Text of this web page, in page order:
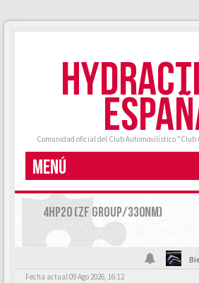
Comunidad oficial del Club Automovilístico "Club
MENÚ
4HP20 (ZF GROUP/330NM)
Fecha actual 09 Ago 2026, 16:12